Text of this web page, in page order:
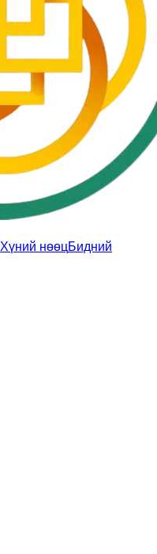
Хүний нөөцБидний